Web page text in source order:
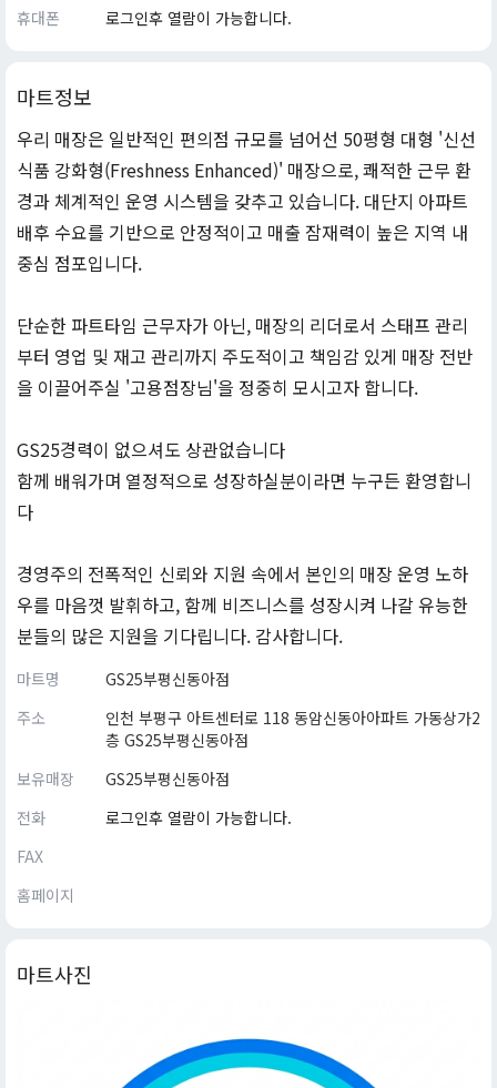
휴대폰 로그인후 열람이 가능합니다.
마트정보
우리 매장은 일반적인 편의점 규모를 넘어선 50평형 대형 '신선
식품 강화형(Freshness Enhanced)' 매장으로, 쾌적한 근무 환
경과 체계적인 운영 시스템을 갖추고 있습니다. 대단지 아파트
배후 수요를 기반으로 안정적이고 매출 잠재력이 높은 지역 내
중심 점포입니다.
단순한 파트타임 근무자가 아닌, 매장의 리더로서 스태프 관리
부터 영업 및 재고 관리까지 주도적이고 책임감 있게 매장 전반
을 이끌어주실 '고용점장님'을 정중히 모시고자 합니다.
GS25경력이 없으셔도 상관없습니다
함께 배워가며 열정적으로 성장하실분이라면 누구든 환영합니
다
경영주의 전폭적인 신뢰와 지원 속에서 본인의 매장 운영 노하
우를 마음껏 발휘하고, 함께 비즈니스를 성장시켜 나갈 유능한
분들의 많은 지원을 기다립니다. 감사합니다.
마트명
GS25부평신동아점
주소
인천 부평구 아트센터로 118 동암신동아아파트 가동상가2
층 GS25부평신동아점
보유매장
GS25부평신동아점
전화
로그인후 열람이 가능합니다.
FAX
홈페이지
마트사진